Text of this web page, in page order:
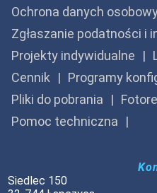
Ochrona danych
Zgłaszanie podatności i
Projekty indywidualne
Cennik
Programy
Pliki do pobrania
Pomoc techniczna
Siedlec 150